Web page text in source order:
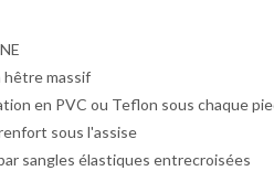
massif
en PVC ou Teflon sous chaque
sous l'assise
sangles élastiques entrecroisées